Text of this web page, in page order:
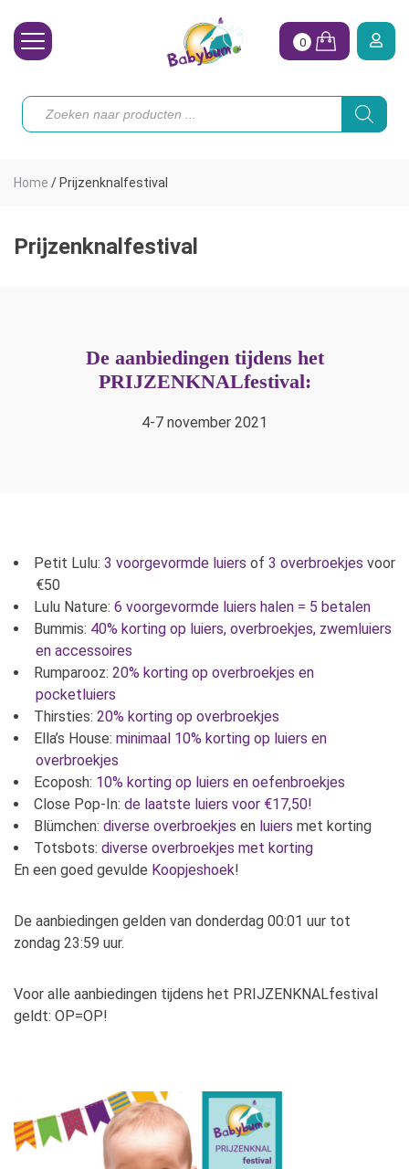
Toebehoren
Koopjes
0
Producten
zoeken
Home / Prijzenknalfestival
Prijzenknalfestival
De aanbiedingen tijdens het
PRIJZENKNALfestival:
4-7 november 2021
Petit Lulu: 3 voorgevormde luiers of 3 overbroekjes voor
€50
Lulu Nature: 6 voorgevormde luiers halen = 5 betalen
Bummis: 40% korting op luiers, overbroekjes, zwemluiers
en accessoires
Rumparooz: 20% korting op overbroekjes en
pocketluiers
Thirsties: 20% korting op overbroekjes
Ella’s House: minimaal 10% korting op luiers en
overbroekjes
Ecoposh: 10% korting op luiers en oefenbroekjes
Close Pop-In: de laatste luiers voor €17,50!
Blümchen: diverse overbroekjes en luiers met korting
Totsbots: diverse overbroekjes met korting
En een goed gevulde Koopjeshoek!
De aanbiedingen gelden van donderdag 00:01 uur tot
zondag 23:59 uur.
Voor alle aanbiedingen tijdens het PRIJZENKNALfestival
geldt: OP=OP!